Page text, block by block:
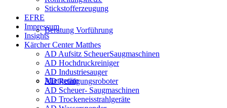
Beratung Vorführung
Mietgeräte
Stickstofferzeugung
EFRE
Impressum
Insights
Kärcher Center Matthes
AD Aufsitz ScheuerSaugmaschinen
AD Hochdruckreiniger
AD Industriesauger
AD Reinigungsroboter
AD Scheuer- Saugmaschinen
AD Trockeneisstrahlgeräte